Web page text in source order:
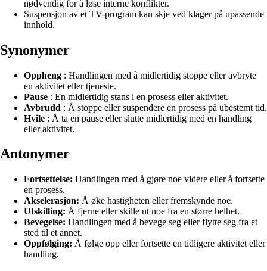
nødvendig for å løse interne konflikter.
Suspensjon av et TV-program kan skje ved klager på upassende
innhold.
Synonymer
Oppheng : Handlingen med å midlertidig stoppe eller avbryte
en aktivitet eller tjeneste.
Pause : En midlertidig stans i en prosess eller aktivitet.
Avbrudd : Å stoppe eller suspendere en prosess på ubestemt tid.
Hvile : Å ta en pause eller slutte midlertidig med en handling
eller aktivitet.
Antonymer
Fortsettelse: Handlingen med å gjøre noe videre eller å fortsette
en prosess.
Akselerasjon: Å øke hastigheten eller fremskynde noe.
Utskilling: Å fjerne eller skille ut noe fra en større helhet.
Bevegelse: Handlingen med å bevege seg eller flytte seg fra et
sted til et annet.
Oppfølging: Å følge opp eller fortsette en tidligere aktivitet eller
handling.